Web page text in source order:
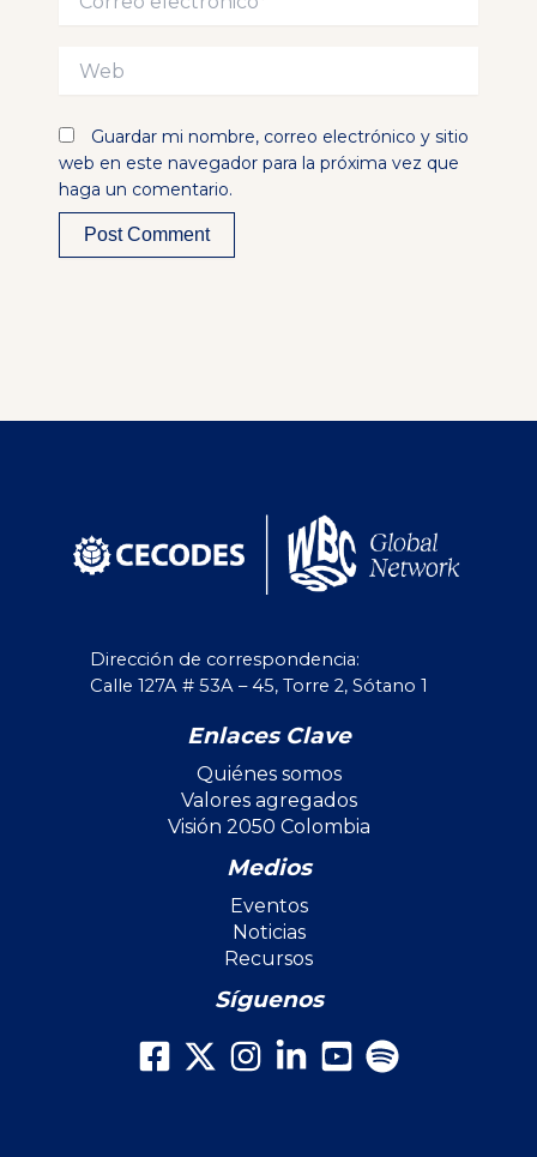
electrónico*
Guardar mi nombre, correo electrónico y sitio
web en este navegador para la próxima vez que
haga un comentario.
Dirección de correspondencia:
Calle 127A # 53A – 45, Torre 2, Sótano 1
Enlaces Clave
Quiénes somos
Valores agregados
Visión 2050 Colombia
Medios
Eventos
Noticias
Recursos
Síguenos